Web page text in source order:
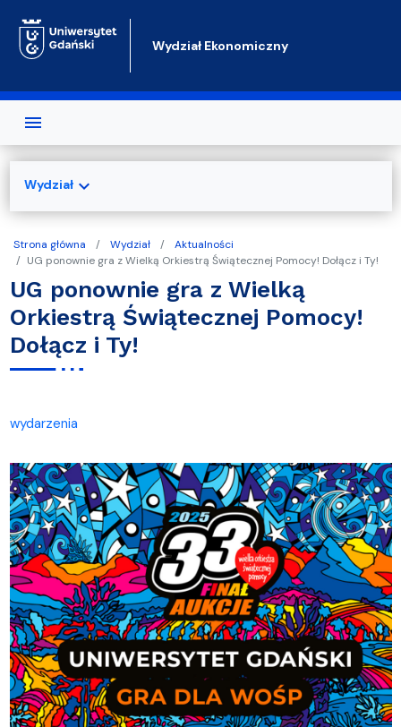
Wydział Ekonomiczny
Strona główna Wydział
Aktualności
UG ponownie gra z Wielką Orkiestrą Świątecznej Pomocy! Dołącz i Ty!
UG ponownie gra z Wielką
Orkiestrą Świątecznej Pomocy!
Dołącz i Ty!
wydarzenia
Wydziałexpand_more